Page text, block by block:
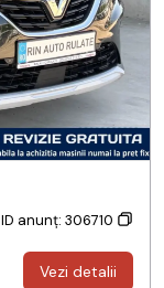
ID anunț: 306710
Vezi detalii